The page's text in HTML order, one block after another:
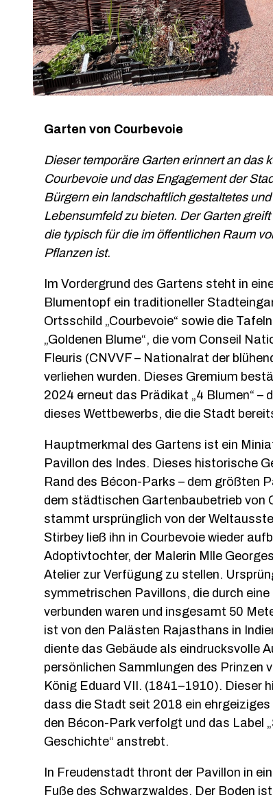
Nogent-le-Rotrou
Garten von Courbevoie
Dieser temporäre Garten erinnert an das
Courbevoie und das Engagement der
Bürgern ein landschaftlich gestaltetes
Lebensumfeld zu bieten. Der Garten
die typisch für die im öffentlichen Raum
Pflanzen ist.
Im Vordergrund des Gartens steht in
Blumentopf ein traditioneller
Ortsschild „Courbevoie“ sowie die
„Goldenen Blume“, die vom Conseil
Fleuris (CNVVF – Nationalrat der
verliehen wurden. Dieses Gremium
2024 erneut das Prädikat „4 Blumen“ –
dieses Wettbewerbs, die die Stadt
Hauptmerkmal des Gartens ist ein
Pavillon des Indes. Dieses historische
Rand des Bécon-Parks – dem größten
dem städtischen Gartenbaubetrieb von
stammt ursprünglich von der
Stirbey ließ ihn in Courbevoie wieder
Adoptivtochter, der Malerin Mlle
Atelier zur Verfügung zu stellen.
symmetrischen Pavillons, die durch
verbunden waren und insgesamt 50
ist von den Palästen Rajasthans in
diente das Gebäude als eindrucksvolle
persönlichen Sammlungen des Prinzen
König Eduard VII. (1841–1910). Dieser
dass die Stadt seit 2018 ein
den Bécon-Park verfolgt und das Label
Geschichte“ anstrebt.
In Freudenstadt thront der Pavillon in
Fuße des Schwarzwaldes. Der Boden